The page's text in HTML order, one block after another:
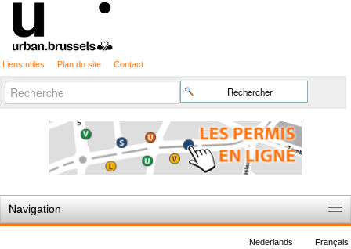
Liens utiles Plan du site Contact
Chercher par
Recherche
avancée…
Navigation
Français
Nederlands